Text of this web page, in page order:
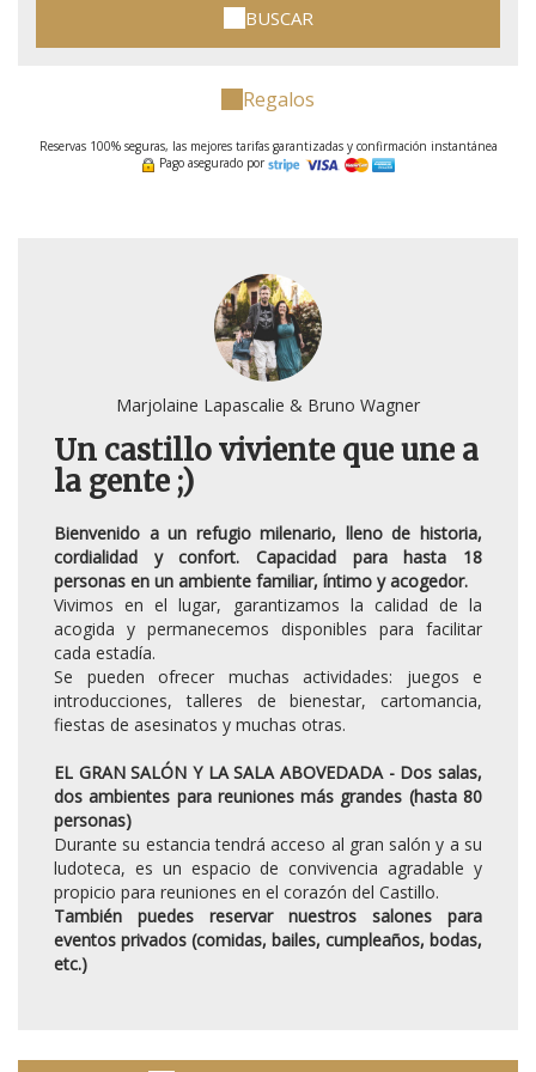
BUSCAR
Regalos
Reservas 100% seguras, las mejores tarifas garantizadas y confirmación instantánea
Pago asegurado por
Marjolaine Lapascalie & Bruno Wagner
Un castillo viviente que une a
la gente ;)
Bienvenido a un refugio milenario, lleno de historia,
cordialidad y confort. Capacidad para hasta 18
personas en un ambiente familiar, íntimo y acogedor.
Vivimos en el lugar, garantizamos la calidad de la
acogida y permanecemos disponibles para facilitar
cada estadía.
Se pueden ofrecer muchas actividades: juegos e
introducciones, talleres de bienestar, cartomancia,
fiestas de asesinatos y muchas otras.
EL GRAN SALÓN Y LA SALA ABOVEDADA - Dos salas,
dos ambientes para reuniones más grandes (hasta 80
personas)
Durante su estancia tendrá acceso al gran salón y a su
ludoteca, es un espacio de convivencia agradable y
propicio para reuniones en el corazón del Castillo.
También puedes reservar nuestros salones para
eventos privados (comidas, bailes, cumpleaños, bodas,
etc.)